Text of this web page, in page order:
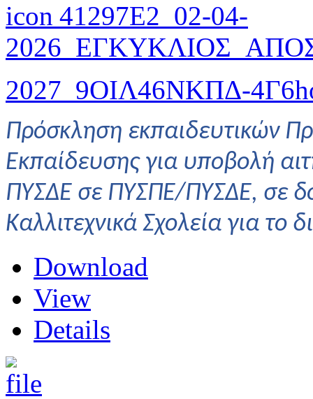
41297E2_02-04-
2027_9ΟΙΛ46ΝΚΠΔ-4Γ6
Πρόσκληση εκπαιδευτικών
Εκπαίδευσης για υποβολή
ΠΥΣΔΕ σε ΠΥΣΠΕ/ΠΥΣΔΕ, σε
Καλλιτεχνικά Σχολεία για το
Download
View
Details